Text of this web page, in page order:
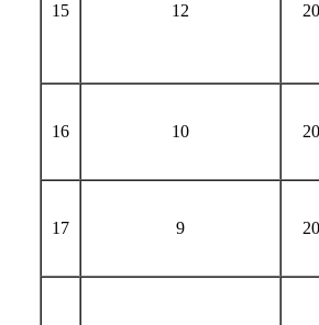
15 12
16 10
17 9